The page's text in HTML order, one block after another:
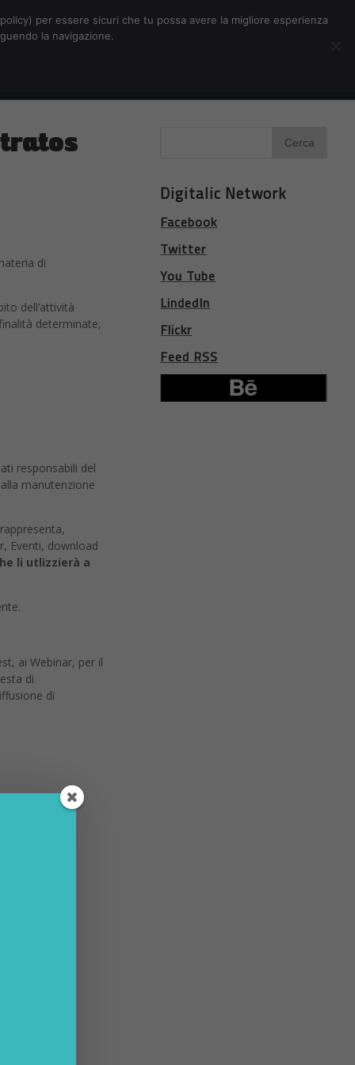
di
dell’attività
determinate,
responsabili del
manutenzione
Eventi, download
li utlizzierà a
ai Webinar, per il
di
di
Digitalic Network
Facebook
Twitter
You Tube
LindedIn
Flickr
Feed RSS
per essere sicuri che tu possa avere la migliore esperienza
la navigazione.